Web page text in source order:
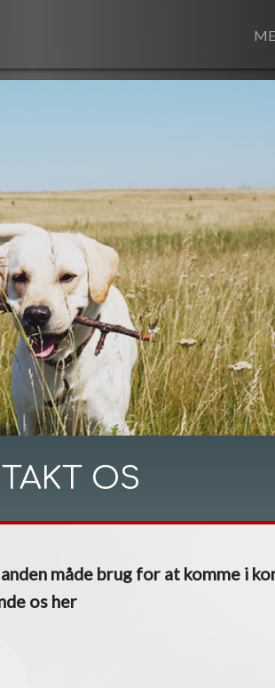
OS
måde brug for at komme i
os her